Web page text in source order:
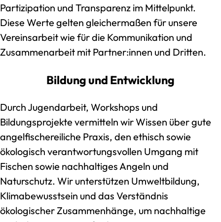
Partizipation und Transparenz im Mittelpunkt.
Diese Werte gelten gleichermaßen für unsere
Vereinsarbeit wie für die Kommunikation und
Zusammenarbeit mit Partner:innen und Dritten.
Bildung und Entwicklung
Durch Jugendarbeit, Workshops und
Bildungsprojekte vermitteln wir Wissen über gute
angelfischereiliche Praxis, den ethisch sowie
ökologisch verantwortungsvollen Umgang mit
Fischen sowie nachhaltiges Angeln und
Naturschutz. Wir unterstützen Umweltbildung,
Klimabewusstsein und das Verständnis
ökologischer Zusammenhänge, um nachhaltige